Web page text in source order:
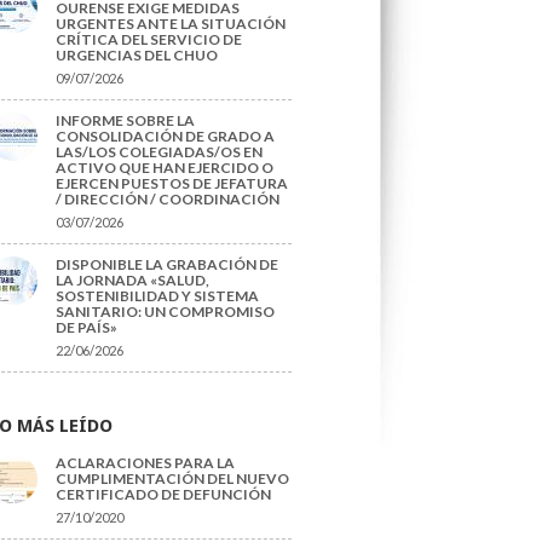
OURENSE EXIGE MEDIDAS
URGENTES ANTE LA SITUACIÓN
CRÍTICA DEL SERVICIO DE
URGENCIAS DEL CHUO
09/07/2026
INFORME SOBRE LA
CONSOLIDACIÓN DE GRADO A
LAS/LOS COLEGIADAS/OS EN
ACTIVO QUE HAN EJERCIDO O
EJERCEN PUESTOS DE JEFATURA
/ DIRECCIÓN / COORDINACIÓN
03/07/2026
DISPONIBLE LA GRABACIÓN DE
LA JORNADA «SALUD,
SOSTENIBILIDAD Y SISTEMA
SANITARIO: UN COMPROMISO
DE PAÍS»
22/06/2026
MÁS LEÍDO
ACLARACIONES PARA LA
CUMPLIMENTACIÓN DEL NUEVO
CERTIFICADO DE DEFUNCIÓN
27/10/2020